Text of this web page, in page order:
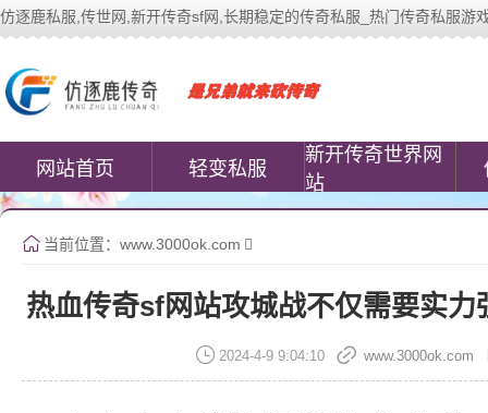
仿逐鹿私服,传世网,新开传奇sf网,长期稳定的传奇私服_热门传奇私服游
网站首页 轻变私服
新开传奇世界网
站
当前位置： www.3000ok.com
热血传奇sf网站攻城战不仅需要实
2024-4-9 9:04:10 www.3000ok.com